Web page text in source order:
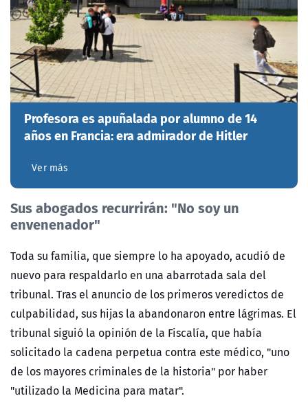
Profesora es apuñalada por alumno de 14
años en Francia: era admirador de Hitler
Ver más
Sus abogados recurrirán: "No soy un
envenenador"
Toda su familia, que siempre lo ha apoyado, acudió de
nuevo para respaldarlo en una abarrotada sala del
tribunal. Tras el anuncio de los primeros veredictos de
culpabilidad, sus hijas la abandonaron entre lágrimas. El
tribunal siguió la opinión de la Fiscalía, que había
solicitado la cadena perpetua contra este médico, "uno
de los mayores criminales de la historia" por haber
"utilizado la Medicina para matar".